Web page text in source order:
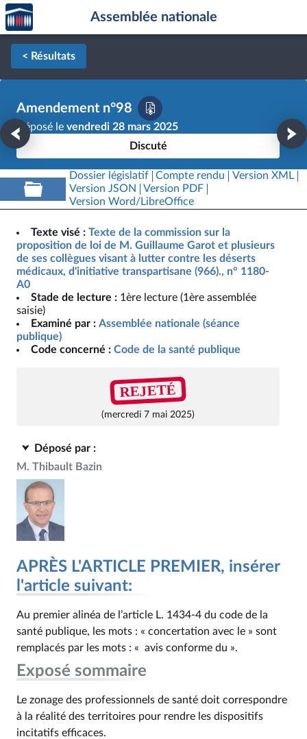
Aller au contenu
Aller en bas de la page
Accèder
à la
page
d'accueil
Assemblée nationale
< Résultats
Amendement n°98
Déposé le vendredi 28 mars 2025
Discuté
Dossier législatif Compte rendu
Version XML
Version JSON
Version PDF
Version Word/LibreOffice
Texte visé : Texte de la commission sur la
proposition de loi de M. Guillaume Garot et plusieurs
de ses collègues visant à lutter contre les déserts
médicaux, d'initiative transpartisane (966)., n° 1180-
A0
Stade de lecture : 1ère lecture (1ère assemblée
saisie)
Examiné par : Assemblée nationale (séance
publique)
Code concerné : Code de la santé publique
REJETÉ
(mercredi 7 mai 2025)
Déposé par :
M. Thibault Bazin
APRÈS L'ARTICLE PREMIER, insérer
l'article suivant:
Au premier alinéa de l’article L. 1434-4 du code de la
santé publique, les mots : « concertation avec le » sont
remplacés par les mots : « avis conforme du ».
Exposé sommaire
Le zonage des professionnels de santé doit correspondre
à la réalité des territoires pour rendre les dispositifs
incitatifs efficaces.